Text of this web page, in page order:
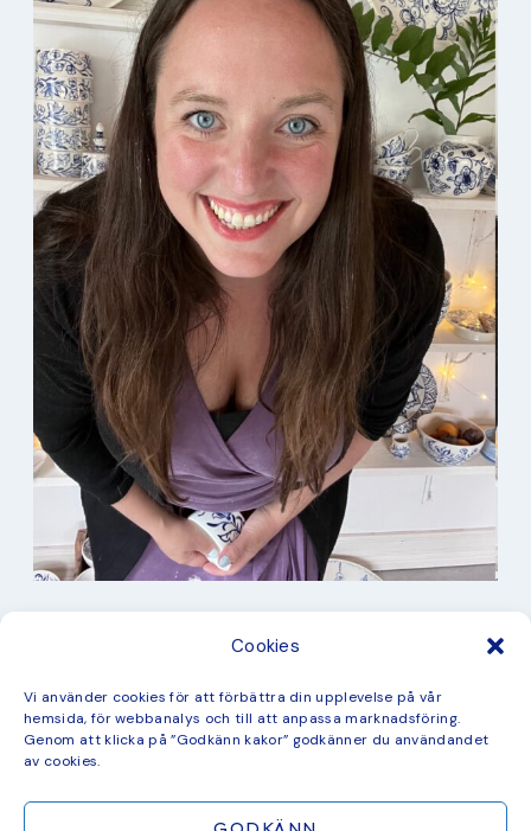
Cookies
Vi använder cookies för att förbättra din upplevelse på vår
hemsida, för webbanalys och till att anpassa marknadsföring.
Genom att klicka på ”Godkänn kakor” godkänner du användandet
av cookies.
Kurser
Måleri
mina favorit recept
Mönster